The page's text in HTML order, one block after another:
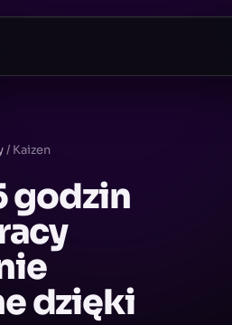
/ Kaizen
godzin
dzięki